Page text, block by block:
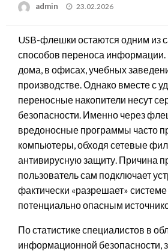
admin
Posted
23.02.2026
USB-флешки остаются одним из
способов переноса информации.
дома, в офисах, учебных
производстве. Однако вместе с
переносные накопители несут
безопасности. Именно через
вредоносные программы часто
компьютеры, обходя сетевые
антивирусную защиту. Причина
пользователь сам подключает
фактически «разрешает»
потенциально опасным
По статистике специалистов в
информационной безопасности,